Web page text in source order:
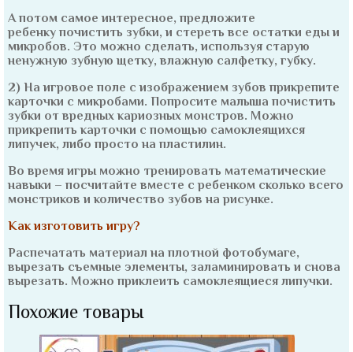
А потом самое интересное, предложите
ребенку почистить зубки, и стереть все остатки еды и
микробов. Это можно сделать, используя старую
ненужную зубную щетку, влажную салфетку, губку.
2) На игровое поле с изображением зубов прикрепите
карточки с микробами. Попросите малыша почистить
зубки от вредных кариозных монстров. Можно
прикрепить карточки с помощью самоклеящихся
липучек, либо просто на пластилин.
Во время игры можно тренировать математические
навыки – посчитайте вместе с ребенком сколько всего
монстриков и количество зубов на рисунке.
Как изготовить игру?
Распечатать материал на плотной фотобумаге,
вырезать съемные элементы, заламинировать и снова
вырезать. Можно приклеить самоклеящиеся липучки.
Похожие товары